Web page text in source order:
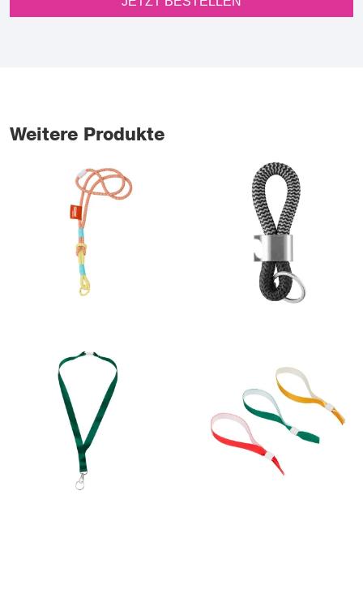
Weitere Produkte